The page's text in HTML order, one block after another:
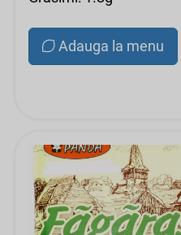
Adauga la menu